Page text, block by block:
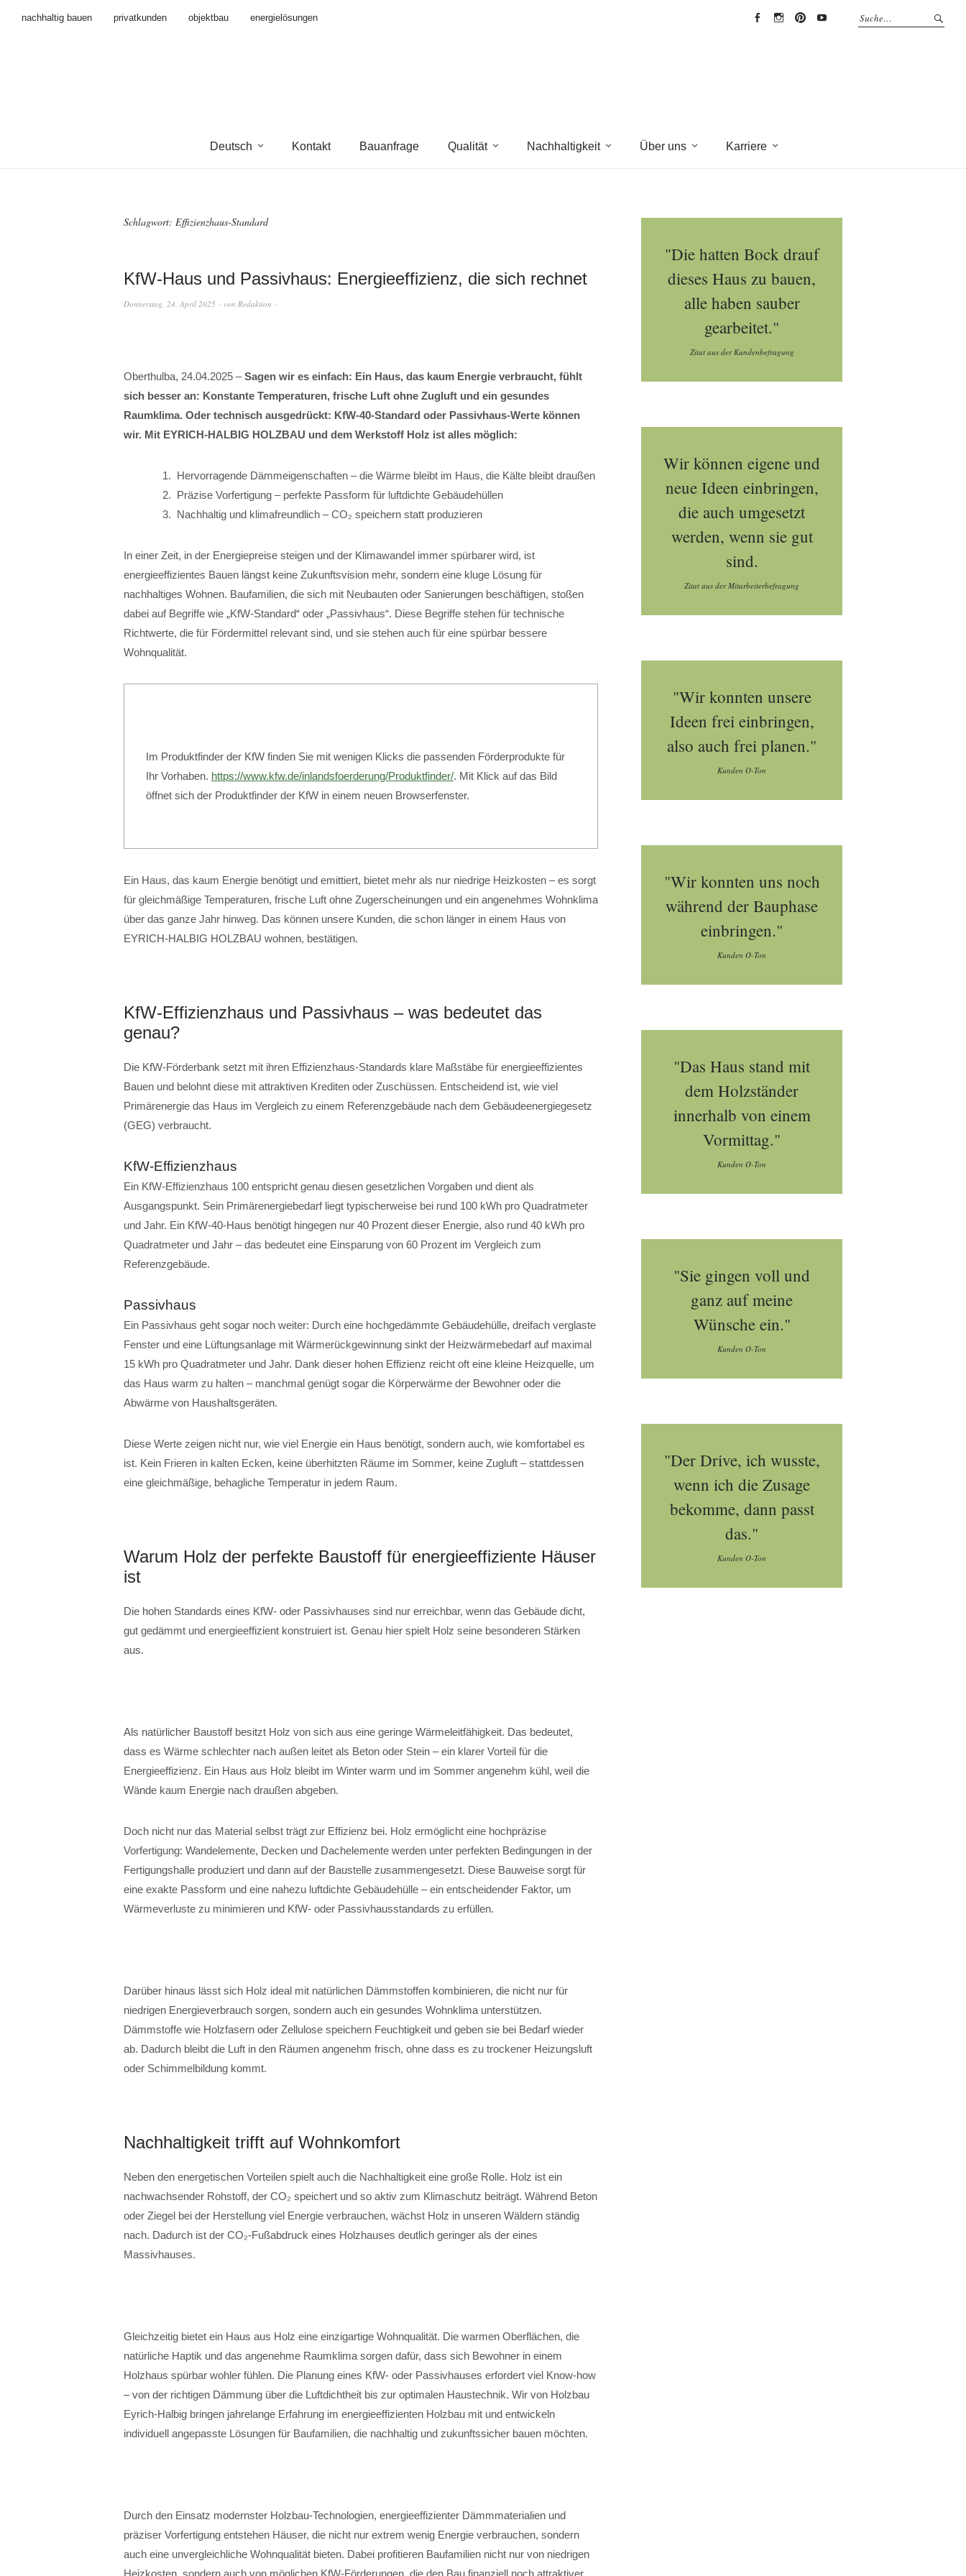
nachhaltig bauen privatkunden objektbau
energielösungen
Deutsch Kontakt Bauanfrage Qualität Nachhaltigkeit Über uns Karriere
Schlagwort: Effizienzhaus-Standard
KfW-Haus und Passivhaus: Energieeffizienz, die sich rechnet
Donnerstag, 24. April 2025 von Redaktion
Oberthulba, 24.04.2025 –Sagen wir es einfach: Ein Haus, das kaum Energie verbraucht, fühlt
sich besser an: Konstante Temperaturen, frische Luft ohne Zugluft und ein gesundes
Raumklima. Oder technisch ausgedrückt: KfW-40-Standard oder Passivhaus-Werte können
wir. Mit EYRICH-HALBIG HOLZBAU und dem Werkstoff Holz ist alles möglich:
Hervorragende Dämmeigenschaften – die Wärme bleibt im Haus, die Kälte bleibt draußen
Präzise Vorfertigung – perfekte Passform für luftdichte Gebäudehüllen
Nachhaltig und klimafreundlich – CO₂ speichern statt produzieren
In einer Zeit, in der Energiepreise steigen und der Klimawandel immer spürbarer wird, ist
energieeffizientes Bauen längst keine Zukunftsvision mehr, sondern eine kluge Lösung für
nachhaltiges Wohnen. Baufamilien, die sich mit Neubauten oder Sanierungen beschäftigen, stoßen
dabei auf Begriffe wie „KfW-Standard“ oder „Passivhaus“. Diese Begriffe stehen für technische
Richtwerte, die für Fördermittel relevant sind, und sie stehen auch für eine spürbar bessere
Wohnqualität.
Im Produktfinder der KfW finden Sie mit wenigen Klicks die passenden Förderprodukte für
Ihr Vorhaben. https://www.kfw.de/inlandsfoerderung/Produktfinder/. Mit Klick auf das Bild
öffnet sich der Produktfinder der KfW in einem neuen Browserfenster.
Ein Haus, das kaum Energie benötigt und emittiert, bietet mehr als nur niedrige Heizkosten – es sorgt
für gleichmäßige Temperaturen, frische Luft ohne Zugerscheinungen und ein angenehmes Wohnklima
über das ganze Jahr hinweg. Das können unsere Kunden, die schon länger in einem Haus von
EYRICH-HALBIG HOLZBAU wohnen, bestätigen.
KfW-Effizienzhaus und Passivhaus – was bedeutet das
genau?
Die KfW-Förderbank setzt mit ihren Effizienzhaus-Standards klare Maßstäbe für energieeffizientes
Bauen und belohnt diese mit attraktiven Krediten oder Zuschüssen. Entscheidend ist, wie viel
Primärenergie das Haus im Vergleich zu einem Referenzgebäude nach dem Gebäudeenergiegesetz
(GEG) verbraucht.
KfW-Effizienzhaus
Ein KfW-Effizienzhaus 100 entspricht genau diesen gesetzlichen Vorgaben und dient als
Ausgangspunkt. Sein Primärenergiebedarf liegt typischerweise bei rund 100 kWh pro Quadratmeter
und Jahr. Ein KfW-40-Haus benötigt hingegen nur 40 Prozent dieser Energie, also rund 40 kWh pro
Quadratmeter und Jahr – das bedeutet eine Einsparung von 60 Prozent im Vergleich zum
Referenzgebäude.
Passivhaus
Ein Passivhaus geht sogar noch weiter: Durch eine hochgedämmte Gebäudehülle, dreifach verglaste
Fenster und eine Lüftungsanlage mit Wärmerückgewinnung sinkt der Heizwärmebedarf auf maximal
15 kWh pro Quadratmeter und Jahr. Dank dieser hohen Effizienz reicht oft eine kleine Heizquelle, um
das Haus warm zu halten – manchmal genügt sogar die Körperwärme der Bewohner oder die
Abwärme von Haushaltsgeräten.
Diese Werte zeigen nicht nur, wie viel Energie ein Haus benötigt, sondern auch, wie komfortabel es
ist. Kein Frieren in kalten Ecken, keine überhitzten Räume im Sommer, keine Zugluft – stattdessen
eine gleichmäßige, behagliche Temperatur in jedem Raum.
Warum Holz der perfekte Baustoff für energieeffiziente Häuser
ist
Die hohen Standards eines KfW- oder Passivhauses sind nur erreichbar, wenn das Gebäude dicht,
gut gedämmt und energieeffizient konstruiert ist. Genau hier spielt Holz seine besonderen Stärken
aus.
Als natürlicher Baustoff besitzt Holz von sich aus eine geringe Wärmeleitfähigkeit. Das bedeutet,
dass es Wärme schlechter nach außen leitet als Beton oder Stein – ein klarer Vorteil für die
Energieeffizienz. Ein Haus aus Holz bleibt im Winter warm und im Sommer angenehm kühl, weil die
Wände kaum Energie nach draußen abgeben.
Doch nicht nur das Material selbst trägt zur Effizienz bei. Holz ermöglicht eine hochpräzise
Vorfertigung: Wandelemente, Decken und Dachelemente werden unter perfekten Bedingungen in der
Fertigungshalle produziert und dann auf der Baustelle zusammengesetzt. Diese Bauweise sorgt für
eine exakte Passform und eine nahezu luftdichte Gebäudehülle – ein entscheidender Faktor, um
Wärmeverluste zu minimieren und KfW- oder Passivhausstandards zu erfüllen.
Darüber hinaus lässt sich Holz ideal mit natürlichen Dämmstoffen kombinieren, die nicht nur für
niedrigen Energieverbrauch sorgen, sondern auch ein gesundes Wohnklima unterstützen.
Dämmstoffe wie Holzfasern oder Zellulose speichern Feuchtigkeit und geben sie bei Bedarf wieder
ab. Dadurch bleibt die Luft in den Räumen angenehm frisch, ohne dass es zu trockener Heizungsluft
oder Schimmelbildung kommt.
Nachhaltigkeit trifft auf Wohnkomfort
Neben den energetischen Vorteilen spielt auch die Nachhaltigkeit eine große Rolle. Holz ist ein
nachwachsender Rohstoff, der CO₂ speichert und so aktiv zum Klimaschutz beiträgt. Während Beton
oder Ziegel bei der Herstellung viel Energie verbrauchen, wächst Holz in unseren Wäldern ständig
nach. Dadurch ist der CO₂-Fußabdruck eines Holzhauses deutlich geringer als der eines
Massivhauses.
Gleichzeitig bietet ein Haus aus Holz eine einzigartige Wohnqualität. Die warmen Oberflächen, die
natürliche Haptik und das angenehme Raumklima sorgen dafür, dass sich Bewohner in einem
Holzhaus spürbar wohler fühlen. Die Planung eines KfW- oder Passivhauses erfordert viel Know-how
– von der richtigen Dämmung über die Luftdichtheit bis zur optimalen Haustechnik. Wir von Holzbau
Eyrich-Halbig bringen jahrelange Erfahrung im energieeffizienten Holzbau mit und entwickeln
individuell angepasste Lösungen für Baufamilien, die nachhaltig und zukunftssicher bauen möchten.
Durch den Einsatz modernster Holzbau-Technologien, energieeffizienter Dämmmaterialien und
präziser Vorfertigung entstehen Häuser, die nicht nur extrem wenig Energie verbrauchen, sondern
auch eine unvergleichliche Wohnqualität bieten. Dabei profitieren Baufamilien nicht nur von niedrigen
Heizkosten, sondern auch von möglichen KfW-Förderungen, die den Bau finanziell noch attraktiver
"Die hatten Bock drauf
dieses Haus zu bauen,
alle haben sauber
gearbeitet."
Zitat aus der Kundenbefragung
Wir können eigene und
neue Ideen einbringen,
die auch umgesetzt
werden, wenn sie gut
sind.
Zitat aus der Mitarbeiterbefragung
"Wir konnten unsere
Ideen frei einbringen,
also auch frei planen."
Kunden O-Ton
"Wir konnten uns noch
während der Bauphase
einbringen."
Kunden O-Ton
"Das Haus stand mit
dem Holzständer
innerhalb von einem
Vormittag."
Kunden O-Ton
"Sie gingen voll und
ganz auf meine
Wünsche ein."
Kunden O-Ton
"Der Drive, ich wusste,
wenn ich die Zusage
bekomme, dann passt
das."
Kunden O-Ton